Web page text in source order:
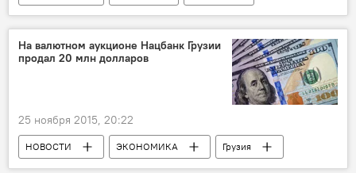
ПРОИСШЕСТВИЯ
На валютном аукционе Нацбанк Грузии
продал 20 млн долларов
25 ноября 2015, 20:22
НОВОСТИ ЭКОНОМИКА Грузия